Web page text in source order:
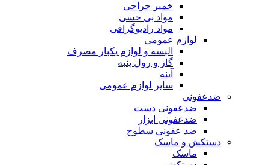
خمیر جراحی
مواد بی حسی
مواد رادیوگرافی
لوازم عمومی
البسه و لوازم یکبار مصرف
گاز و رول پنبه
آینه
سایر لوازم عمومی
ضدعفونی
ضدعفونی دست
ضدعفونی ابزار
ضد عفونی سطوح
دستکش و ماسک
ماسک